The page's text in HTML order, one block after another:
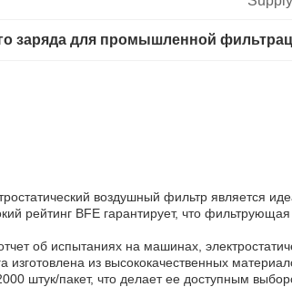
заряда для промышленной
воздушный фильтр является
рейтинг BFE гарантирует, что
об испытаниях на машинах,
из высококачественных
штук/пакет, что делает ее доступным